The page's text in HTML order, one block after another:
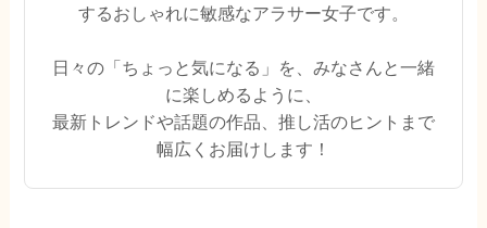
するおしゃれに敏感なアラサー女子です。
日々の「ちょっと気になる」を、みなさんと一緒
に楽しめるように、
最新トレンドや話題の作品、推し活のヒントまで
幅広くお届けします！